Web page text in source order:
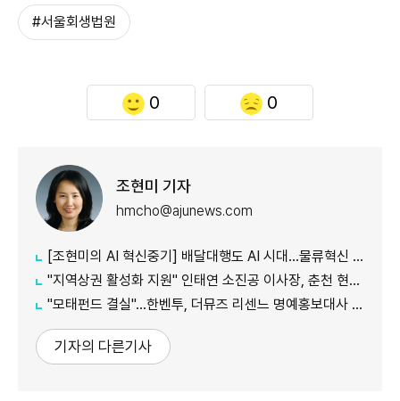
#서울회생법원
0 0
조현미 기자
hmcho@ajunews.com
[조현미의 AI 혁신중기] 배달대행도 AI 시대…물류혁신 선도하는 부릉
"지역상권 활성화 지원" 인태연 소진공 이사장, 춘천 현장방문
"모태펀드 결실"…한벤투, 더뮤즈 리센느 명예홍보대사 임명
기자의 다른기사